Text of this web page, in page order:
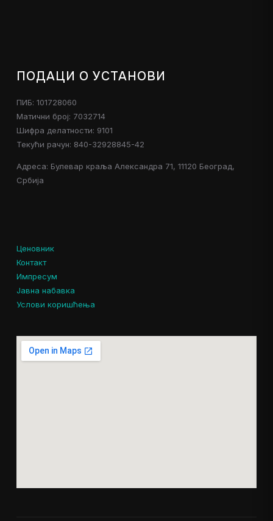
ПОДАЦИ О УСТАНОВИ
ПИБ: 101728060
Матични број: 7032714
Шифра делатности: 9101
Текући рачун: 840-32928845-42
Адреса: Булевар краља Александра 71, 11120 Београд,
Србија
Ценовник
Контакт
Импресум
Јавна набавка
Услови коришћења